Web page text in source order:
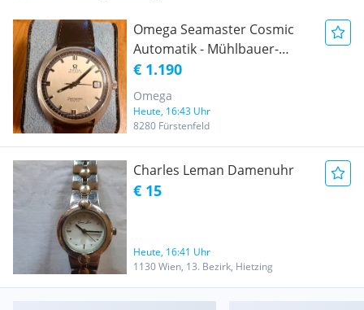
Omega Seamaster Cosmic
Automatik - Mühlbauer-
Service 2025 - Beleg € 660 -
Ref. 166.026
€ 1.190
Omega
Heute, 16:43 Uhr
8280 Fürstenfeld
Charles Leman Damenuhr
€ 15
Heute, 16:41 Uhr
1130 Wien, 13. Bezirk, Hietzing